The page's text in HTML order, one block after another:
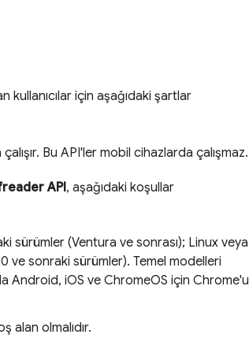
kullanıcılar için aşağıdaki şartlar
Bu API'ler mobil cihazlarda çalışmaz.
API, aşağıdaki koşullar
sürümler (Ventura ve sonrası); Linux veya
ve sonraki sürümler). Temel modelleri
Android, iOS ve ChromeOS için Chrome'u
alan olmalıdır.